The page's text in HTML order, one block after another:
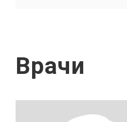
Врачи